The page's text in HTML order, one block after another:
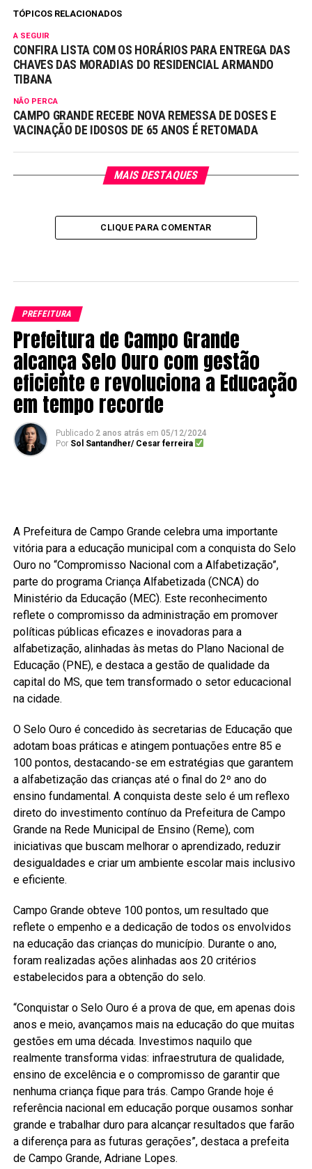
TÓPICOS RELACIONADOS
A SEGUIR
CONFIRA LISTA COM OS HORÁRIOS PARA ENTREGA DAS
CHAVES DAS MORADIAS DO RESIDENCIAL ARMANDO
TIBANA
NÃO PERCA
CAMPO GRANDE RECEBE NOVA REMESSA DE DOSES E
VACINAÇÃO DE IDOSOS DE 65 ANOS É RETOMADA
MAIS DESTAQUES
CLIQUE PARA COMENTAR
PREFEITURA
Prefeitura de Campo Grande
alcança Selo Ouro com gestão
eficiente e revoluciona a Educação
em tempo recorde
Publicado 2 anos atrás em 05/12/2024
Por Sol Santandher/ Cesar ferreira
A Prefeitura de Campo Grande celebra uma importante
vitória para a educação municipal com a conquista do Selo
Ouro no “Compromisso Nacional com a Alfabetização”,
parte do programa Criança Alfabetizada (CNCA) do
Ministério da Educação (MEC). Este reconhecimento
reflete o compromisso da administração em promover
políticas públicas eficazes e inovadoras para a
alfabetização, alinhadas às metas do Plano Nacional de
Educação (PNE), e destaca a gestão de qualidade da
capital do MS, que tem transformado o setor educacional
na cidade.
O Selo Ouro é concedido às secretarias de Educação que
adotam boas práticas e atingem pontuações entre 85 e
100 pontos, destacando-se em estratégias que garantem
a alfabetização das crianças até o final do 2º ano do
ensino fundamental. A conquista deste selo é um reflexo
direto do investimento contínuo da Prefeitura de Campo
Grande na Rede Municipal de Ensino (Reme), com
iniciativas que buscam melhorar o aprendizado, reduzir
desigualdades e criar um ambiente escolar mais inclusivo
e eficiente.
Campo Grande obteve 100 pontos, um resultado que
reflete o empenho e a dedicação de todos os envolvidos
na educação das crianças do município. Durante o ano,
foram realizadas ações alinhadas aos 20 critérios
estabelecidos para a obtenção do selo.
“Conquistar o Selo Ouro é a prova de que, em apenas dois
anos e meio, avançamos mais na educação do que muitas
gestões em uma década. Investimos naquilo que
realmente transforma vidas: infraestrutura de qualidade,
ensino de excelência e o compromisso de garantir que
nenhuma criança fique para trás. Campo Grande hoje é
referência nacional em educação porque ousamos sonhar
grande e trabalhar duro para alcançar resultados que farão
a diferença para as futuras gerações”, destaca a prefeita
de Campo Grande, Adriane Lopes.